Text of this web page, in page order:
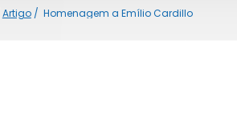
Artigo/ Homenagem a Emílio Cardillo